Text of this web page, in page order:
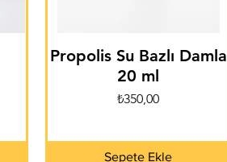
Propolis Su Bazlı Damla
20 ml
Fiyat
₺350,00
Sepete Ekle